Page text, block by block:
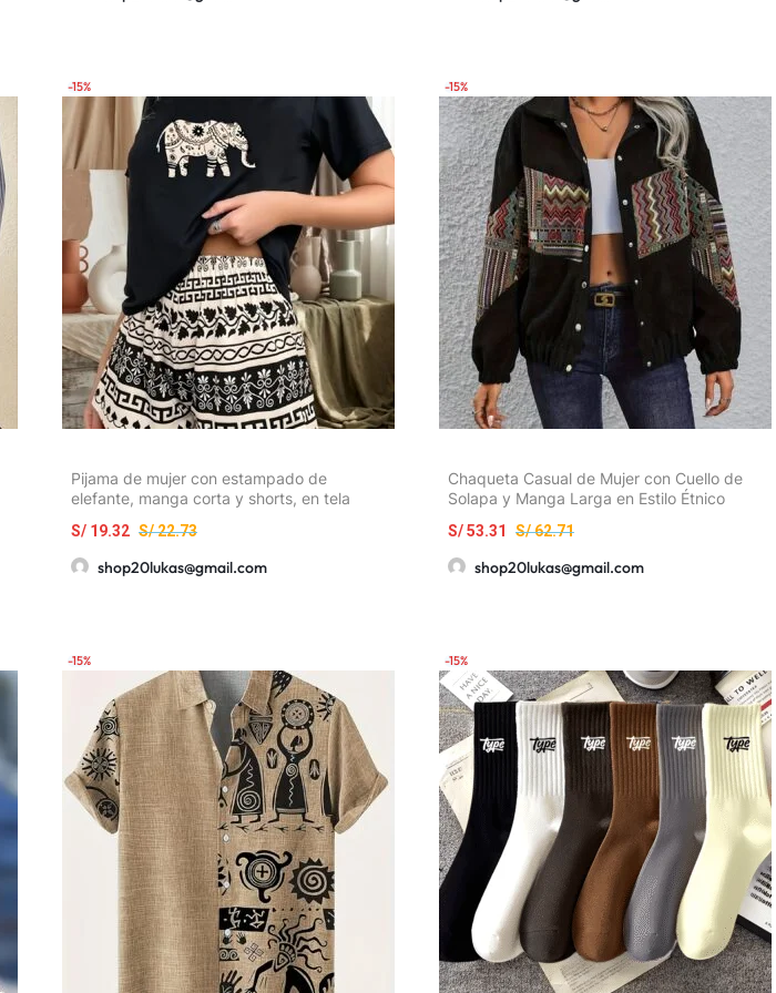
-15%
Pijama de mujer con estampado de
elefante, manga corta y shorts, en tela
S/22.73
S/ 19.32
shop20lukas@gmail.com
-15%
Chaqueta Casual de Mujer con Cuello de
Solapa y Manga Larga en Estilo Étnico
S/62.71
S/53.31
shop20lukas@gmail.com
-15% -15%